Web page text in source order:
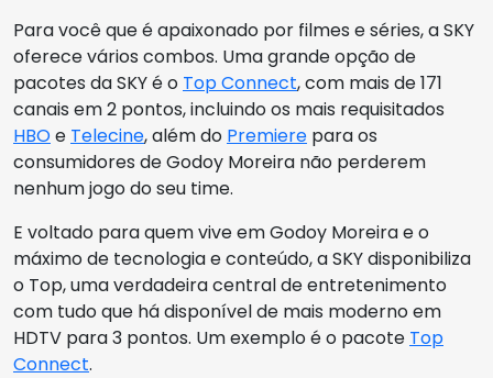
Para você que é apaixonado por filmes e séries, a SKY
oferece vários combos. Uma grande opção de
pacotes da SKY é o Top Connect, com mais de 171
canais em 2 pontos, incluindo os mais requisitados
HBOe Telecine, além do Premiere para os
consumidores de Godoy Moreira não perderem
nenhum jogo do seu time.
E voltado para quem vive em Godoy Moreira e o
máximo de tecnologia e conteúdo, a SKY disponibiliza
o Top, uma verdadeira central de entretenimento
com tudo que há disponível de mais moderno em
HDTV para 3 pontos. Um exemplo é o pacote Top
Connect.